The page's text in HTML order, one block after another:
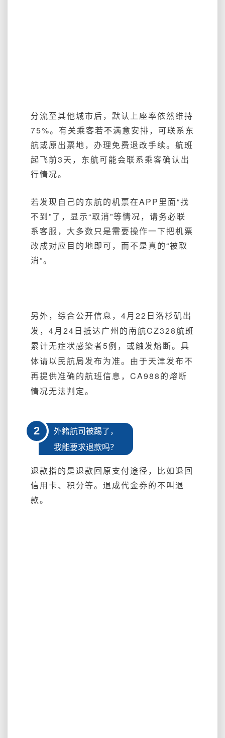
分流至其他城市后，默认上座率依然维持
75%。 有关乘客若不满意安排，可联系东
航或原出票地，办理免费退改手续。 航班
起飞前3天，东航可能会联系乘客确认出
行情况。
若发现自己的东航的机票在APP里面“找
不到”了，显示“取消”等情况，请务必联
系客服，大多数只是需要操作一下把机票
改成对应目的地即可，而不是真的“被取
消”。
另外，综合公开信息，4月22日洛杉矶出
发，4月24日抵达广州的南航CZ328航班
累计无症状感染者5例，或触发熔断。具
体请以民航局发布为准。由于天津发布不
再提供准确的航班信息，CA988的熔断
情况无法判定。
2
外籍航司被踢了，
我能要求退款吗？
退款指的是退款回原支付途径，比如退回
信用卡、积分等。退成代金券的不叫退
款。